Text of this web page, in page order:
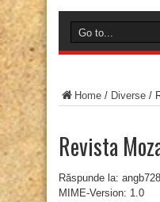
Home / Diverse /
Revista
Răspunde la:
MIME-Version: 1.0